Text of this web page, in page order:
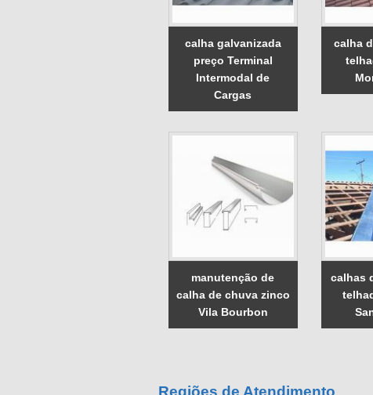
calha galvanizada
preço Terminal
Intermodal de
Cargas
calha
manutenção de
calha de chuva zinco
Vila Bourbon
calhas
Regiões de Atendimento